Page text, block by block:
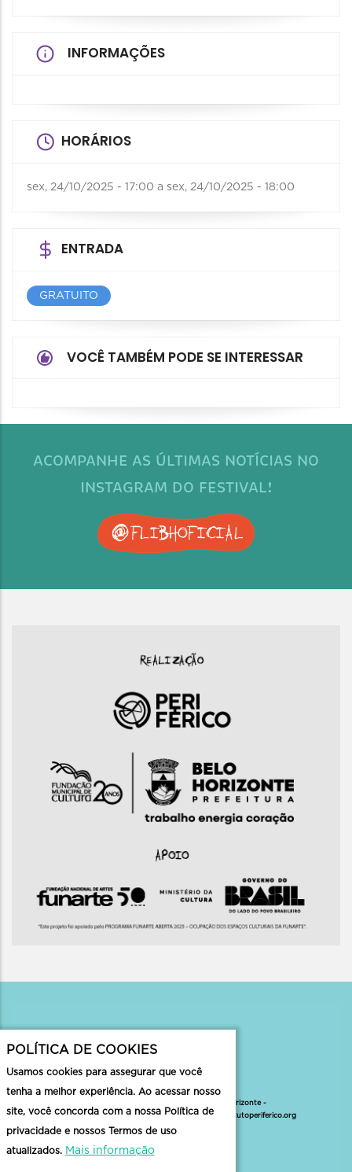
INFORMAÇÕES
HORÁRIOS
sex, 24/10/2025 - 17:00 a sex, 24/10/2025 - 18:00
ENTRADA
GRATUITO
VOCÊ TAMBÉM PODE SE INTERESSAR
ACOMPANHE AS ÚLTIMAS NOTÍCIAS NO
INSTAGRAM DO FESTIVAL!
Contato
Rua Formosa, 186, Santa Tereza - Belo Horizonte -
MG |faleconosco@institutoperiferico.org| institutoperiferico.org
POLÍTICA DE COOKIES
Usamos cookies para assegurar que você
tenha a melhor experiência. Ao acessar nosso
site, você concorda com a nossa Política de
privacidade e nossos Termos de uso
atualizados. Mais informação